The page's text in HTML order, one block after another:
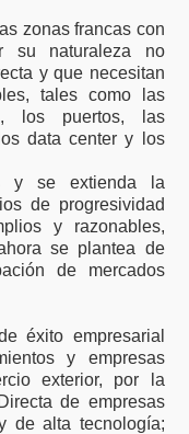
zonas francas con
su naturaleza no
y que necesitan
tales como las
los puertos, las
data center y los
y se extienda la
de progresividad
y razonables,
se plantea de
de mercados
éxito empresarial
y empresas
exterior, por la
de empresas
de alta tecnología;